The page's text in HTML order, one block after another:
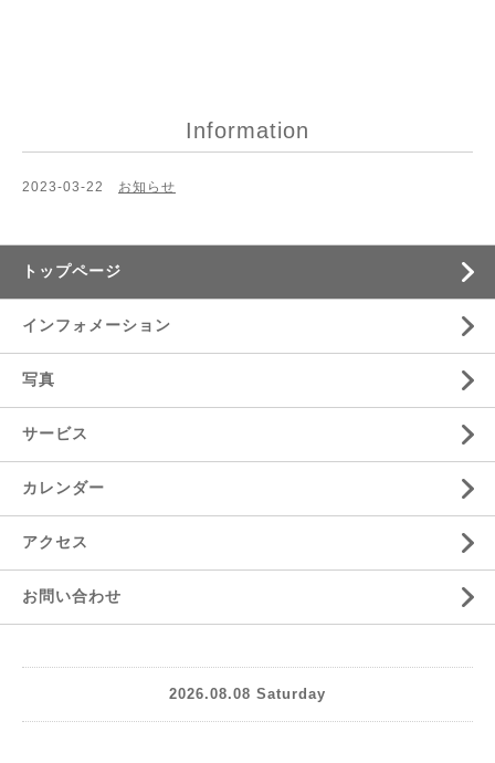
Information
2023-03-22 お知らせ
トップページ
インフォメーション
写真
サービス
カレンダー
アクセス
お問い合わせ
2026.08.08 Saturday